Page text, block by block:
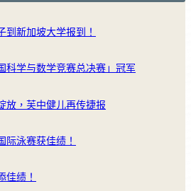
到新加坡大学报到！
科学与数学竞赛总决赛」冠军
放，芙中健儿再传捷报
际泳赛获佳绩！
佳绩！